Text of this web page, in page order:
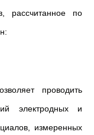
рассчитанное по
проводить
электродных и
измеренных